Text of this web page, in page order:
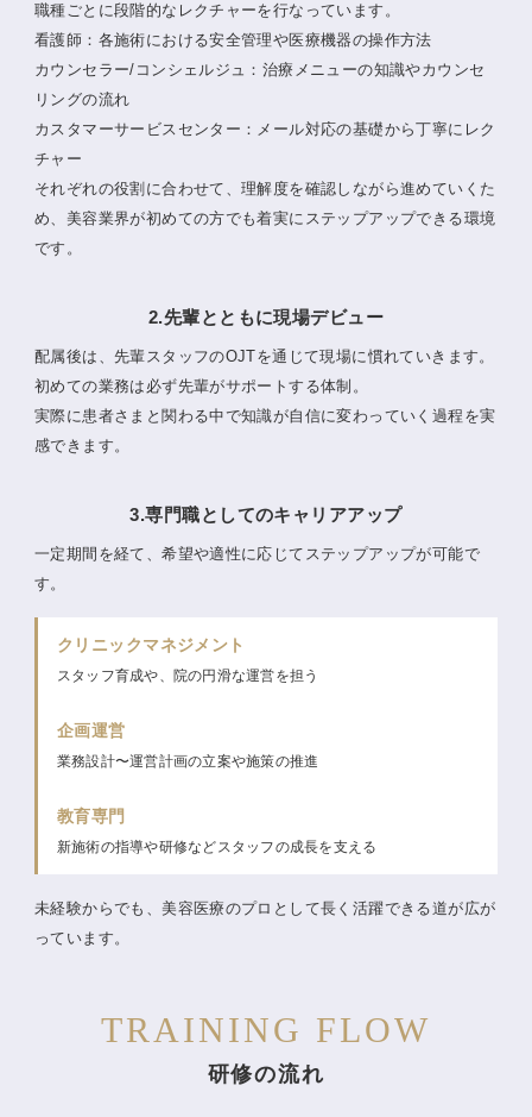
職種ごとに段階的なレクチャーを行なっています。
看護師：各施術における安全管理や医療機器の操作方法
カウンセラー/コンシェルジュ：治療メニューの知識やカウンセ
リングの流れ
カスタマーサービスセンター：メール対応の基礎から丁寧にレク
チャー
それぞれの役割に合わせて、理解度を確認しながら進めていくた
め、美容業界が初めての方でも着実にステップアップできる環境
です。
2.先輩とともに現場デビュー
配属後は、先輩スタッフのOJTを通じて現場に慣れていきます。
初めての業務は必ず先輩がサポートする体制。
実際に患者さまと関わる中で知識が自信に変わっていく過程を実
感できます。
3.専門職としてのキャリアアップ
一定期間を経て、希望や適性に応じてステップアップが可能で
す。
クリニックマネジメント
スタッフ育成や、院の円滑な運営を担う
企画運営
業務設計〜運営計画の立案や施策の推進
教育専門
新施術の指導や研修などスタッフの成長を支える
未経験からでも、美容医療のプロとして長く活躍できる道が広が
っています。
TRAINING FLOW
研修の流れ